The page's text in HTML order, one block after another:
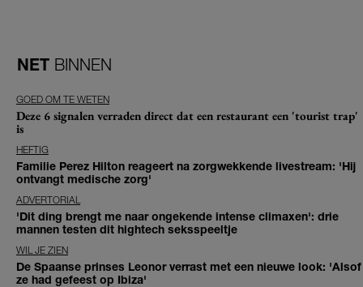
NET BINNEN
GOED OM TE WETEN
Deze 6 signalen verraden direct dat een restaurant een 'tourist trap'
is
HEFTIG
Familie Perez Hilton reageert na zorgwekkende livestream: 'Hij
ontvangt medische zorg'
ADVERTORIAL
'Dit ding brengt me naar ongekende intense climaxen': drie
mannen testen dit hightech seksspeeltje
WIL JE ZIEN
De Spaanse prinses Leonor verrast met een nieuwe look: 'Alsof
ze had gefeest op Ibiza'